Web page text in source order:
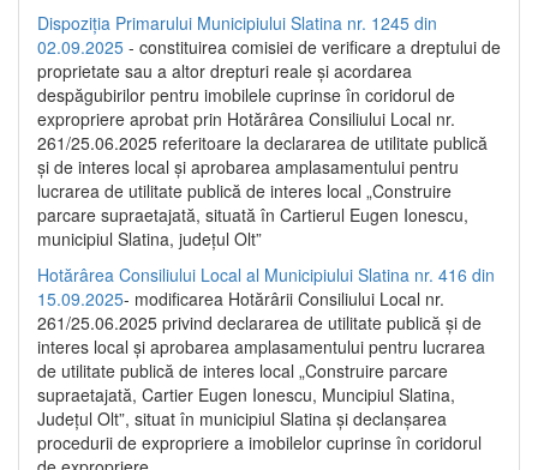
Dispoziția Primarului Municipiului Slatina nr. 1245 din
02.09.2025 - constituirea comisiei de verificare a dreptului de
proprietate sau a altor drepturi reale și acordarea
despăgubirilor pentru imobilele cuprinse în coridorul de
expropriere aprobat prin Hotărârea Consiliului Local nr.
261/25.06.2025 referitoare la declararea de utilitate publică
și de interes local și aprobarea amplasamentului pentru
lucrarea de utilitate publică de interes local „Construire
parcare supraetajată, situată în Cartierul Eugen Ionescu,
municipiul Slatina, județul Olt”
Hotărârea Consiliului Local al Municipiului Slatina nr. 416 din
15.09.2025- modificarea Hotărârii Consiliului Local nr.
261/25.06.2025 privind declararea de utilitate publică și de
interes local și aprobarea amplasamentului pentru lucrarea
de utilitate publică de interes local „Construire parcare
supraetajată, Cartier Eugen Ionescu, Muncipiul Slatina,
Județul Olt”, situat în municipiul Slatina și declanșarea
procedurii de expropriere a imobilelor cuprinse în coridorul